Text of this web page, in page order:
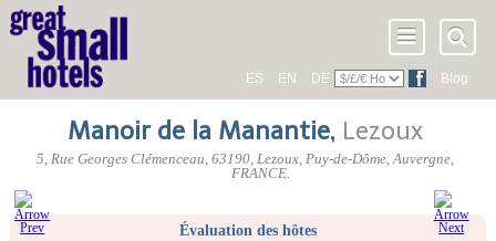
ES EN DE Blog
Manoir de la Manantie, Lezoux
5, Rue Georges Clémenceau,63190, Lezoux,Puy-de-Dôme,Auvergne,
FRANCE.
Évaluation des hôtes